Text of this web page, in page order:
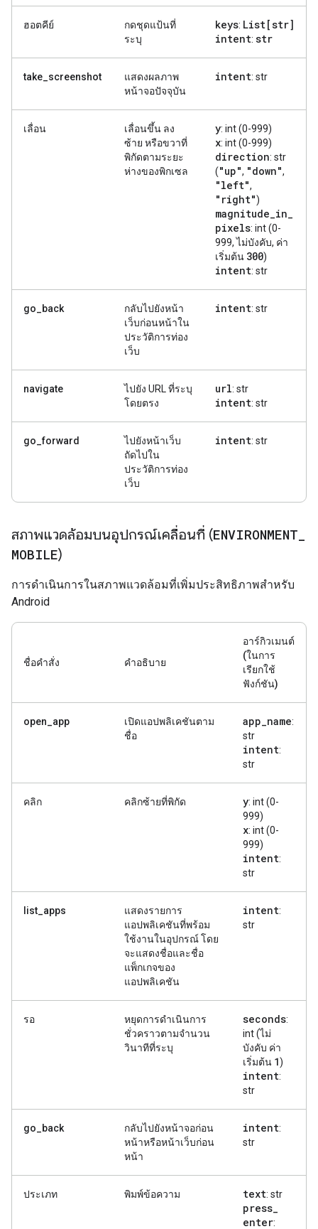
ฮอตคีย์
กดชุดแป้นที่
ระบุ
keys: List[str]
intent: str
take_screenshot
แสดงผลภาพ
หน้าจอปัจจุบัน
intent: str
เลื่อน
เลื่อนขึ้น ลง
ซ้าย หรือขวาที่
พิกัดตามระยะ
ห่างของพิกเซล
y: int (0-999)
x: int (0-999)
direction: str
("up", "down",
"left",
"right")
magnitude_in_
pixels: int (0-
999, ไม่บังคับ, ค่า
เริ่มต้น 300)
intent: str
go_back
กลับไปยังหน้า
เว็บก่อนหน้าใน
ประวัติการท่อง
เว็บ
intent: str
navigate
ไปยัง URL ที่ระบุ
โดยตรง
url: str
intent: str
go_forward
ไปยังหน้าเว็บ
ถัดไปใน
ประวัติการท่อง
เว็บ
intent: str
สภาพแวดล้อมบนอุปกรณ์เคลื่อนที่ (ENVIRONMENT
MOBILE)
การดำเนินการในสภาพแวดล้อมที่เพิ่มประสิทธิภาพสำหรับ
Android
ชื่อคำสั่ง คำอธิบาย
อาร์กิวเมนต์
(ในการ
เรียกใช้
ฟังก์ชัน)
open_app
เปิดแอปพลิเคชันตาม
ชื่อ
app_name:
str
intent:
str
คลิก คลิกซ้ายที่พิกัด y: int (0-
999)
x: int (0-
999)
intent:
str
list_apps
แสดงรายการ
แอปพลิเคชันที่พร้อม
ใช้งานในอุปกรณ์ โดย
จะแสดงชื่อและชื่อ
แพ็กเกจของ
แอปพลิเคชัน
intent:
str
รอ
หยุดการดำเนินการ
ชั่วคราวตามจำนวน
วินาทีที่ระบุ
seconds:
int (ไม่
บังคับ ค่า
เริ่มต้น 1)
intent:
str
go_back
กลับไปยังหน้าจอก่อน
หน้าหรือหน้าเว็บก่อน
หน้า
intent:
str
ประเภท พิมพ์ข้อความ text: str
press_
enter: